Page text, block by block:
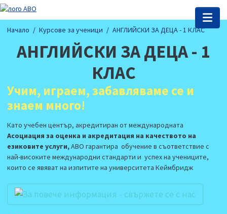
Начало Курсове за ученици АНГЛИЙСКИ ЗА ДЕЦА - 1 КЛАС
АНГЛИЙСКИ ЗА ДЕЦА - 1
КЛАС
Учим, играем, забавляваме се и
знаем много!
Като учебен център, акредитиран от международната
Асоциация за оценка и акредитация на качеството на
езиковите услуги,АВО гарантира обучение в съответствие с
най-високите международни стандарти и успех на учениците,
които се явяват на изпитите на университета Кеймбридж